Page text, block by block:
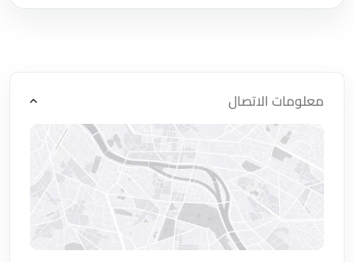
معلومات الاتصال